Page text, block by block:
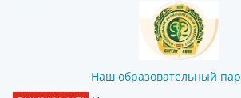
Наш образовательный